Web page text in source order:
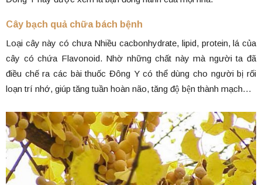
Cây bạch quả chữa bách bệnh
Loại cây này có chưa Nhiều cacbonhydrate, lipid, protein, lá của
cây có chứa Flavonoid. Nhờ những chất này mà người ta đã
điều chế ra các bài thuốc Đông Y có thể dùng cho người bị rối
loạn trí nhớ, giúp tăng tuần hoàn não, tăng độ bện thành mạch…